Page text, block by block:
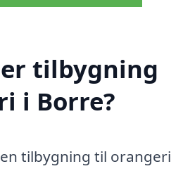
tilbygning
i Borre?
tilbygning til orangeri